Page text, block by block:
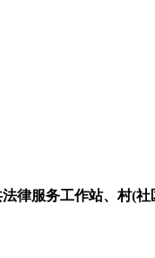
律服务工作站、村(